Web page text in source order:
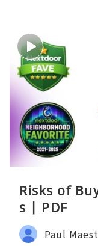
Risks of
s | PDF
Paul